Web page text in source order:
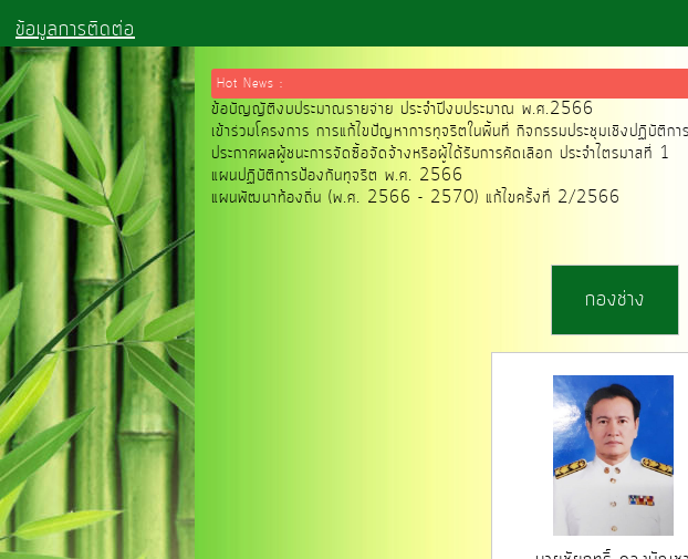
ข้อมูลการติดต่อ
Hot News :
ข้อบัญญัติงบประมาณรายจ่าย ประจำปีงบประมาณ พ.ศ.2566
เข้าร่วมโครงการ การแก้ไขปัญหาการทุจริตในพื้นที่ กิจกรรมประชุมเชิงปฏิบัติก
ประกาศผลผู้ชนะการจัดซื้อจัดจ้างหรือผู้ได้รับการคัดเลือก ประจำไตรมาสที่ 1
แผนปฏิบัติการป้องกันทุจริต พ.ศ. 2566
แผนพัฒนาท้องถิ่น (พ.ศ. 2566 - 2570) แก้ไขครั้งที่ 2/2566
กองช่าง